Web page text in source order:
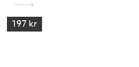
197 kr